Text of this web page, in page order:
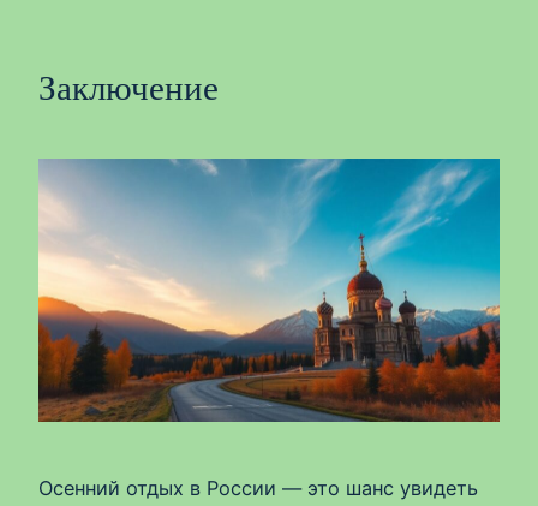
Заключение
Осенний отдых в России — это шанс увидеть